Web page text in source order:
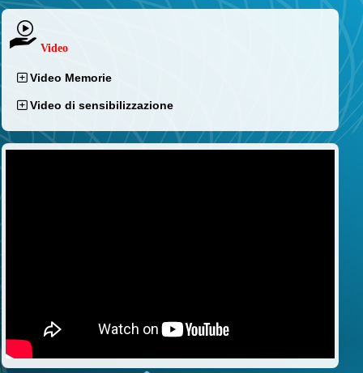
Video
Video Memorie
Video di sensibilizzazione